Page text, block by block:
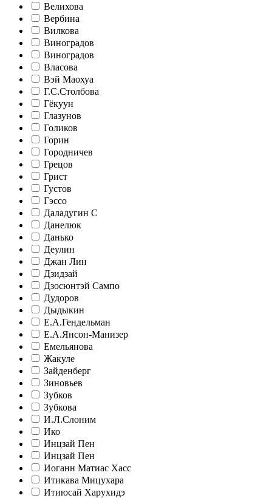
Велихова
Вербина
Вилкова
Виноградов
Виноградов
Власова
Вэй Маохуа
Г.С.Столбова
Гёкуун
Глазунов
Голиков
Горин
Городничев
Грецов
Грист
Густов
Гэссо
Даладугин С
Данелюк
Данько
Деулин
Джан Лин
Дзидзай
Дзосюнтэй Сампо
Дудоров
Дыдыкин
Е.А.Гендельман
Е.А.Янсон-Манизер
Емельянова
Жакуле
Зайденберг
Зиновьев
Зубков
Зубкова
И.Л.Слоним
Ико
Инцзай Пен
Инцзай Пен
Иоганн Матиас Хасс
Итикава Мицухара
Итиюсай Харухидэ